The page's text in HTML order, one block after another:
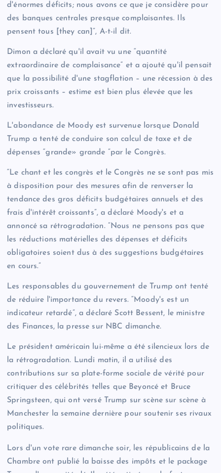
d'énormes déficits; nous avons ce que je considère pour
des banques centrales presque complaisantes. Ils
pensent tous [they can]”, A-t-il dit.
Dimon a déclaré qu'il avait vu une “quantité
extraordinaire de complaisance” et a ajouté qu'il pensait
que la possibilité d'une stagflation – une récession à des
prix croissants – estime est bien plus élevée que les
investisseurs.
L'abondance de Moody est survenue lorsque Donald
Trump a tenté de conduire son calcul de taxe et de
dépenses “grande» grande “par le Congrès.
“Le chant et les congrès et le Congrès ne se sont pas mis
à disposition pour des mesures afin de renverser la
tendance des gros déficits budgétaires annuels et des
frais d'intérêt croissants”, a déclaré Moody's et a
annoncé sa rétrogradation. “Nous ne pensons pas que
les réductions matérielles des dépenses et déficits
obligatoires soient dus à des suggestions budgétaires
en cours.”
Les responsables du gouvernement de Trump ont tenté
de réduire l'importance du revers. “Moody's est un
indicateur retardé”, a déclaré Scott Bessent, le ministre
des Finances, la presse sur NBC dimanche.
Le président américain lui-même a été silencieux lors de
la rétrogradation. Lundi matin, il a utilisé des
contributions sur sa plate-forme sociale de vérité pour
critiquer des célébrités telles que Beyoncé et Bruce
Springsteen, qui ont versé Trump sur scène sur scène à
Manchester la semaine dernière pour soutenir ses rivaux
politiques.
Lors d'un vote rare dimanche soir, les républicains de la
Chambre ont publié la baisse des impôts et le package